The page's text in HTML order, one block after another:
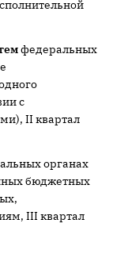
федеральных
с
II квартал
органах
бюджетных
III квартал